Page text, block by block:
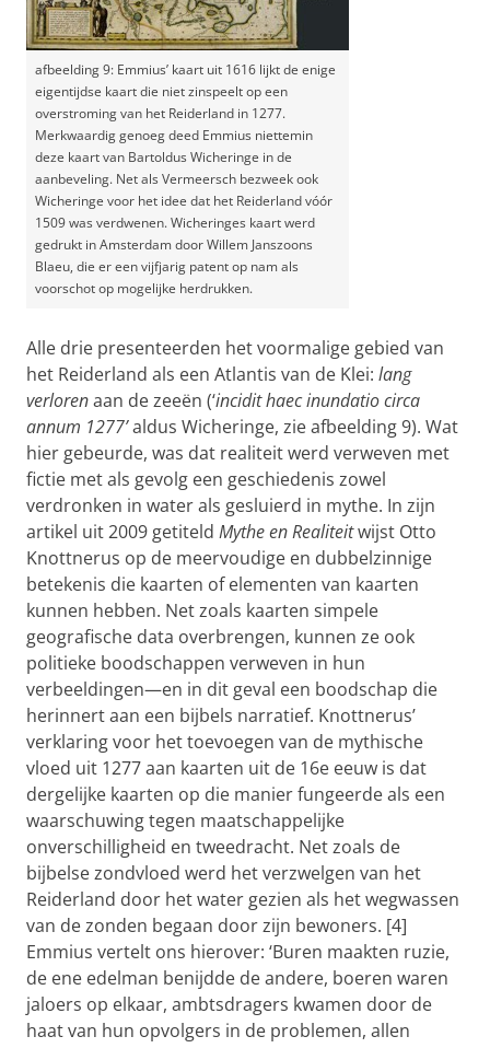
afbeelding 9: Emmius’ kaart uit 1616 lijkt de enige
eigentijdse kaart die niet zinspeelt op een
overstroming van het Reiderland in 1277.
Merkwaardig genoeg deed Emmius niettemin
deze kaart van Bartoldus Wicheringe in de
aanbeveling. Net als Vermeersch bezweek ook
Wicheringe voor het idee dat het Reiderland vóór
1509 was verdwenen. Wicheringes kaart werd
gedrukt in Amsterdam door Willem Janszoons
Blaeu, die er een vijfjarig patent op nam als
voorschot op mogelijke herdrukken.
Alle drie presenteerden het voormalige gebied van
het Reiderland als een Atlantis van de Klei: lang
verlorenaan de zeeën (‘incidit haec inundatio circa
annum 1277’aldus Wicheringe, zie afbeelding 9). Wat
hier gebeurde, was dat realiteit werd verweven met
fictie met als gevolg een geschiedenis zowel
verdronken in water als gesluierd in mythe. In zijn
artikel uit 2009 getiteld Mythe en Realiteitwijst Otto
Knottnerus op de meervoudige en dubbelzinnige
betekenis die kaarten of elementen van kaarten
kunnen hebben. Net zoals kaarten simpele
geografische data overbrengen, kunnen ze ook
politieke boodschappen verweven in hun
verbeeldingen—en in dit geval een boodschap die
herinnert aan een bijbels narratief. Knottnerus’
verklaring voor het toevoegen van de mythische
vloed uit 1277 aan kaarten uit de 16e eeuw is dat
dergelijke kaarten op die manier fungeerde als een
waarschuwing tegen maatschappelijke
onverschilligheid en tweedracht. Net zoals de
bijbelse zondvloed werd het verzwelgen van het
Reiderland door het water gezien als het wegwassen
van de zonden begaan door zijn bewoners. [4]
Emmius vertelt ons hierover: ‘Buren maakten ruzie,
de ene edelman benijdde de andere, boeren waren
jaloers op elkaar, ambtsdragers kwamen door de
haat van hun opvolgers in de problemen, allen